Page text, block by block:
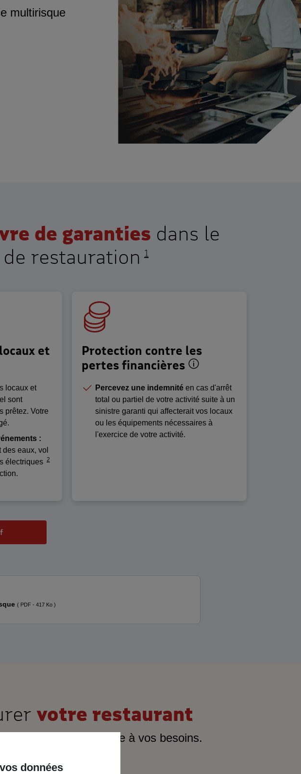
multirisque
de garanties dans le
restauration 1
activité
et
de situation pour la protection de vos locaux et de
locaux et
sont
prêtez. Votre
:
eaux, vol
électriques 2
Protection contre les
pertes financières Exemple de
Percevez une indemnité en cas d'arrêt
total ou partiel de votre activité suite à un
sinistre garanti qui affecterait vos locaux
ou les équipements nécessaires à
l'exercice de votre activité.
( PDF - 417 Ko )
votre restaurant
modulable qui s'adapte à vos besoins.
données